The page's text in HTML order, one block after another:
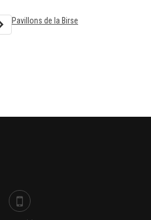
Pavillons de la Birse